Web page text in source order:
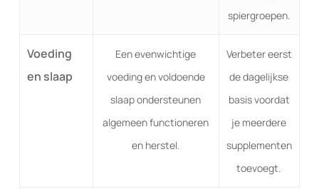
spiergroepen.
Voeding
en slaap
Een evenwichtige
voeding en voldoende
slaap ondersteunen
algemeen functioneren
en herstel.
Verbeter eerst
de dagelijkse
basis voordat
je meerdere
supplementen
toevoegt.